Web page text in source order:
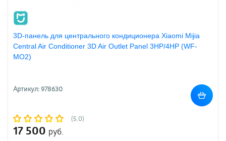
3D-панель для центрального кондиционера Xiaomi Mijia
Central Air Conditioner 3D Air Outlet Panel 3HP/4HP (WF-
MO2)
Артикул: 978630
(5.0)
17 500 руб.